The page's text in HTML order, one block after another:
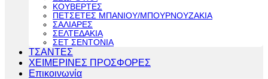
ΚΟΥΒΕΡΤΕΣ
ΠΕΤΣΕΤΕΣ ΜΠΑΝΙΟΥ/ΜΠΟΥΡΝΟΥΖΑΚΙΑ
ΣΑΛΙΑΡΕΣ
ΣΕΛΤΕΔΑΚΙΑ
ΣΕΤ ΣΕΝΤΟΝΙΑ
ΤΣΑΝΤΕΣ
ΧΕΙΜΕΡΙΝΕΣ ΠΡΟΣΦΟΡΕΣ
Επικοινωνία